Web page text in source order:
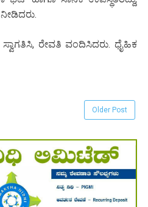
ರೇವತಿ ವಂದಿಸಿದರು. ಧೈಹಿಕ
Older Post